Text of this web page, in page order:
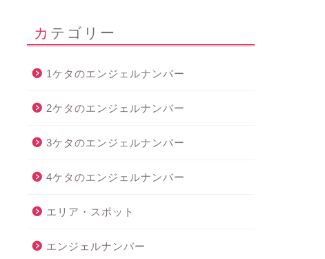
カテゴリー
1ケタのエンジェルナンバー
2ケタのエンジェルナンバー
3ケタのエンジェルナンバー
4ケタのエンジェルナンバー
エリア・スポット
エンジェルナンバー